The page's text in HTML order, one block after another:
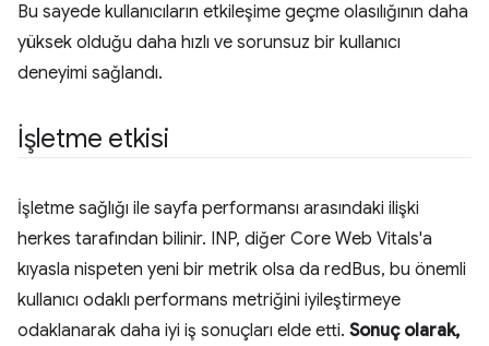
Bu sayede kullanıcıların etkileşime geçme olasılığının daha
yüksek olduğu daha hızlı ve sorunsuz bir kullanıcı
deneyimi sağlandı.
İşletme etkisi
İşletme sağlığı ile sayfa performansı arasındaki ilişki
herkes tarafından bilinir. INP, diğer Core Web Vitals'a
kıyasla nispeten yeni bir metrik olsa da redBus, bu önemli
kullanıcı odaklı performans metriğini iyileştirmeye
odaklanarak daha iyi iş sonuçları elde etti. Sonuç olarak,